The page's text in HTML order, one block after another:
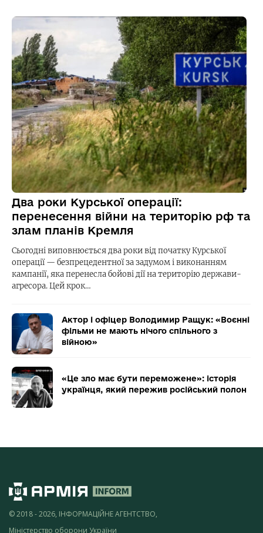
Два роки Курської операції:
перенесення війни на територію рф та
злам планів Кремля
Сьогодні виповнюється два роки від початку Курської
операції — безпрецедентної за задумом і виконанням
кампанії, яка перенесла бойові дії на територію держави-
агресора. Цей крок…
Актор і офіцер Володимир Ращук: «Воєнні
фільми не мають нічого спільного з
війною»
«Це зло має бути переможене»: історія
українця, який пережив російський полон
© 2018 - 2026, ІНФОРМАЦІЙНЕ АГЕНТСТВО,
Міністерство оборони України